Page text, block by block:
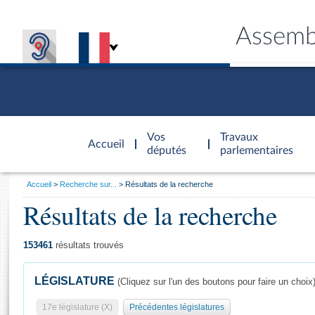
Accueil
d'accueil
Vos
députés
Travaux
parlementaires
Général
Vous
Accueil Recherche sur... Résultats de la recherche
Résultats de la recherche
153461 résultats trouvés
LÉGISLATURE (Cliquez sur l'un des boutons pour faire un choix)
17e législature (X) Précédentes législatures